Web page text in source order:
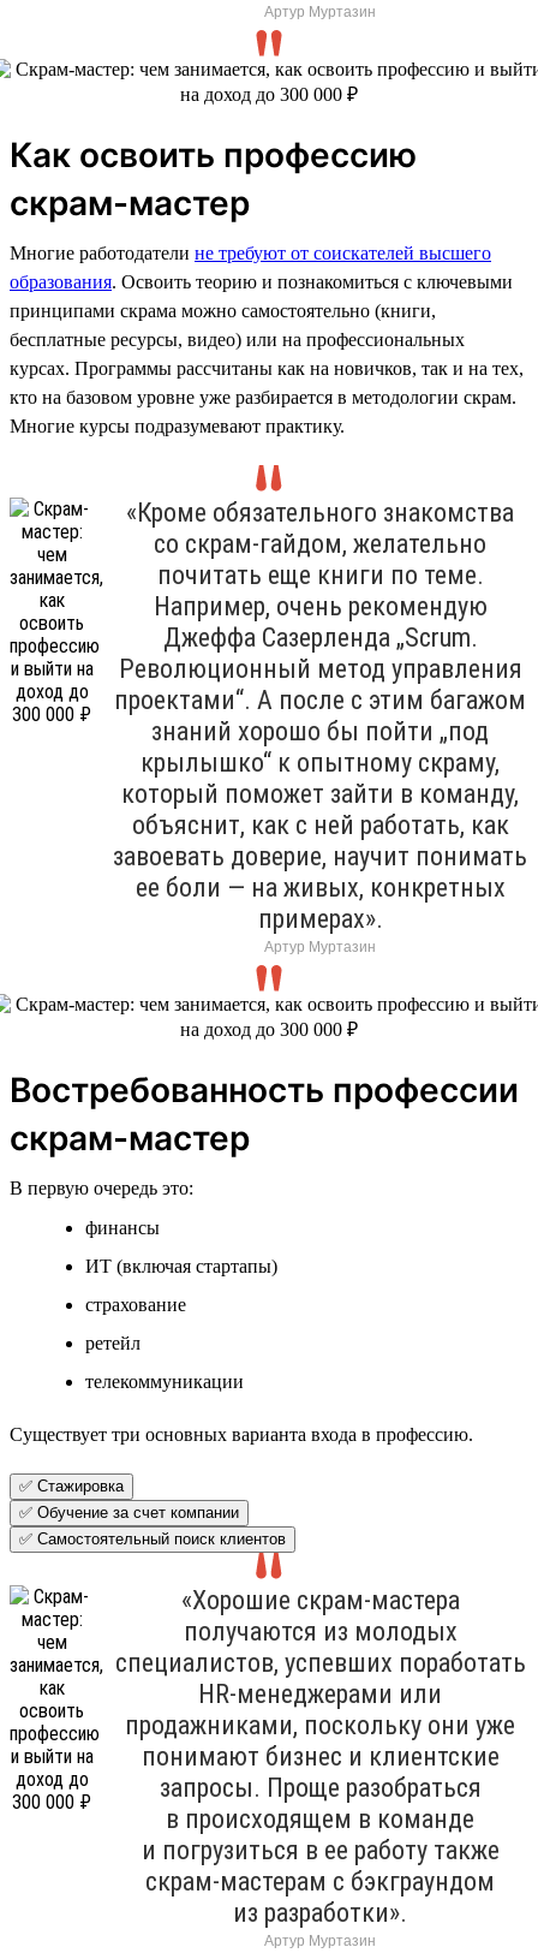
Артур Муртазин
Как освоить профессию
скрам-мастер
Многие работодатели не требуют от соискателей высшего
образования. Освоить теорию и познакомиться с ключевыми
принципами скрама можно самостоятельно (книги,
бесплатные ресурсы, видео) или на профессиональных
курсах. Программы рассчитаны как на новичков, так и на тех,
кто на базовом уровне уже разбирается в методологии скрам.
Многие курсы подразумевают практику.
«Кроме обязательного знакомства
со скрам-гайдом, желательно
почитать еще книги по теме.
Например, очень рекомендую
Джеффа Сазерленда „Scrum.
Революционный метод управления
проектами“. А после с этим багажом
знаний хорошо бы пойти „под
крылышко“ к опытному скраму,
который поможет зайти в команду,
объяснит, как с ней работать, как
завоевать доверие, научит понимать
ее боли — на живых, конкретных
примерах».
Артур Муртазин
Востребованность профессии
скрам-мастер
В первую очередь это:
финансы
ИТ (включая стартапы)
страхование
ретейл
телекоммуникации
Существует три основных варианта входа в профессию.
✅ Стажировка
✅ Обучение за счет компании
✅ Самостоятельный поиск клиентов
«Хорошие скрам-мастера
получаются из молодых
специалистов, успевших поработать
HR-менеджерами или
продажниками, поскольку они уже
понимают бизнес и клиентские
запросы. Проще разобраться
в происходящем в команде
и погрузиться в ее работу также
скрам-мастерам с бэкграундом
из разработки».
Артур Муртазин